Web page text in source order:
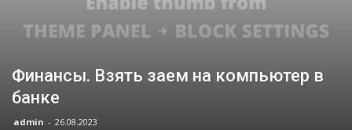
Финансы. Взять заем на компьютер в
банке
admin - 26.08.2023